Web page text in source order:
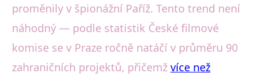
proměnily v špionážní Paříž. Tento trend není
náhodný — podle statistik České filmové
komise se v Praze ročně natáčí v průměru 90
zahraničních projektů, přičemž více než